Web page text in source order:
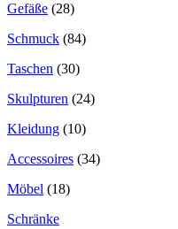
Gefäße (28)
Schmuck (84)
Taschen (30)
Skulpturen (24)
Kleidung (10)
Accessoires (34)
Möbel (18)
Schränke